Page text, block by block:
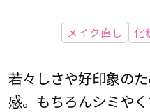
メイク直し 化
若々しさや好印象の
感。もちろんシミや